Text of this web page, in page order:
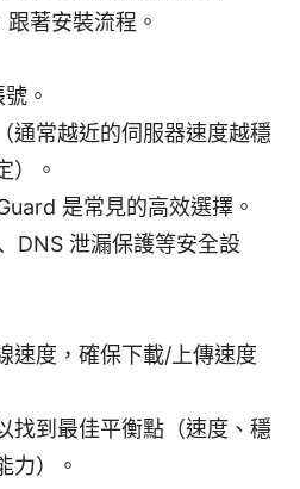
著安裝流程。
。
通常越近的伺服器速度越穩
）。
是常見的高效選擇。
DNS 泄漏保護等安全設
速度，確保下載/上傳速度
找到最佳平衡點（速度、穩
力）。